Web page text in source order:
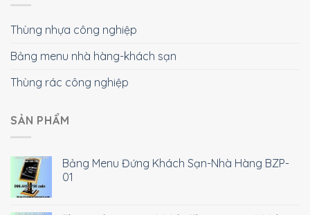
Thùng nhựa công nghiệp
Bảng menu nhà hàng-khách sạn
Thùng rác công nghiệp
SẢN PHẨM
Bảng Menu Đứng Khách Sạn-Nhà Hàng BZP-
01